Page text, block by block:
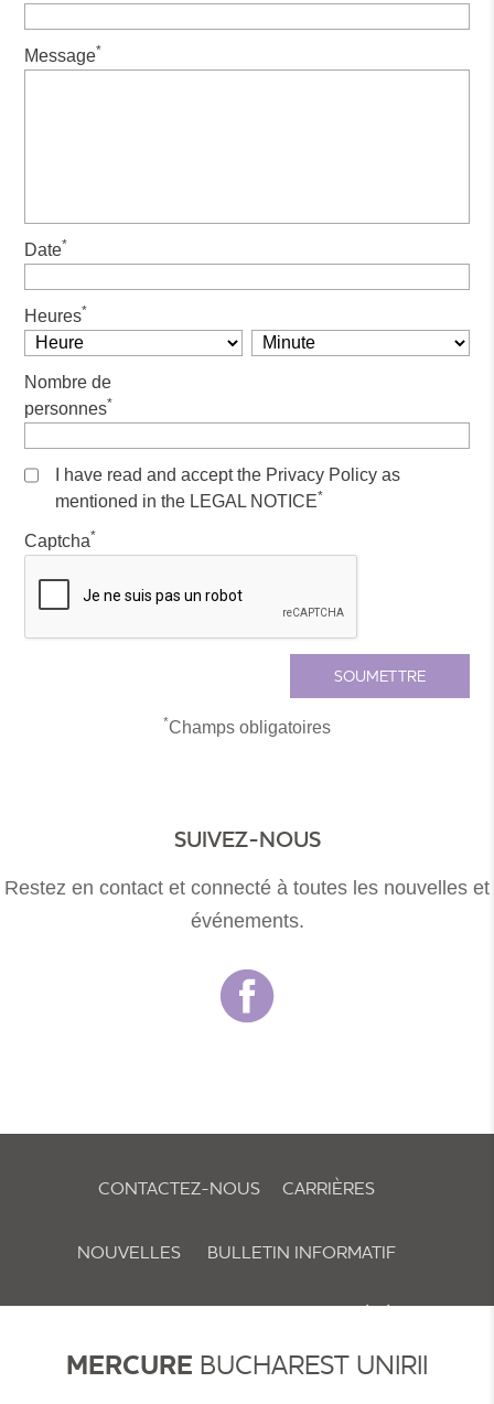
Message*
Date*
Heures*
Nombre de
personnes*
I have read and accept the Privacy Policy as
mentioned in the LEGAL NOTICE*
Captcha*
*Champs obligatoires
SUIVEZ-NOUS
Restez en contact et connecté à toutes les nouvelles et
événements.
CONTACTEZ-NOUS CARRIÈRES
NOUVELLES BULLETIN INFORMATIF
MERCURE BUCHAREST UNIRII